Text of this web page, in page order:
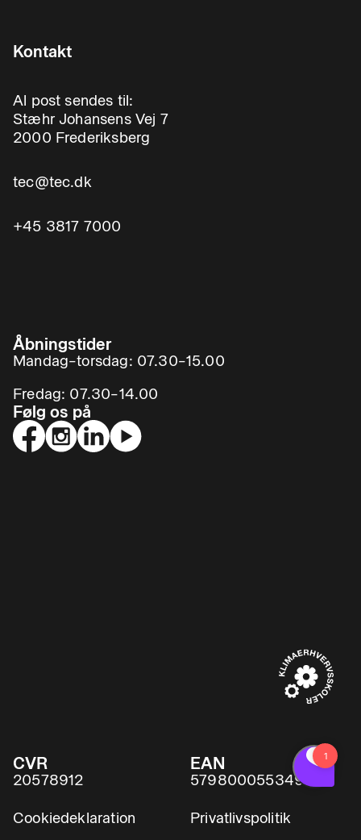
Kontakt
Al post sendes til:
Stæhr Johansens Vej 7
2000 Frederiksberg
tec@tec.dk
+45 3817 7000
Åbningstider
Mandag–torsdag: 07.30–15.00
Fredag: 07.30–14.00
Følg os på
CVR
20578912
EAN
5798000553491
Cookiedeklaration Privatlivspolitik